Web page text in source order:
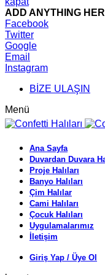
ADD ANYTHING
Facebook
Twitter
Google
Email
Instagram
BİZE ULAŞIN
Menü
Ana Sayfa
Duvardan Duvara
Proje Halıları
Banyo Halıları
Çim Halılar
Cami Halıları
Çocuk Halıları
Uygulamalarımız
İletişim
Giriş Yap / Üye Ol